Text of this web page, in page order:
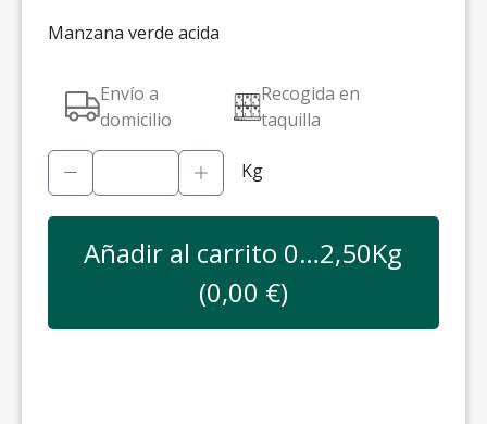
Manzana verde acida
Envío a
domicilio
Recogida en
taquilla
Kg
Añadir al carrito 0…2,50Kg
(0,00 €)